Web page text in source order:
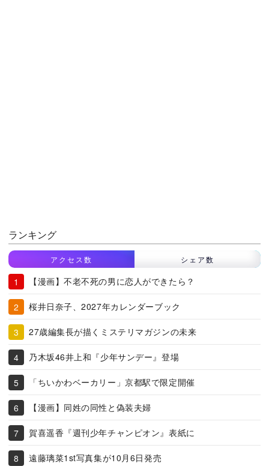
ランキング
アクセス数 シェア数
【漫画】不老不死の男に恋人ができたら？
桜井日奈子、2027年カレンダーブック
27歳編集長が描くミステリマガジンの未来
乃木坂46井上和『少年サンデー』登場
「ちいかわベーカリー」京都駅で限定開催
【漫画】同姓の同性と偽装夫婦
賀喜遥香『週刊少年チャンピオン』表紙に
遠藤璃菜1st写真集が10月6日発売